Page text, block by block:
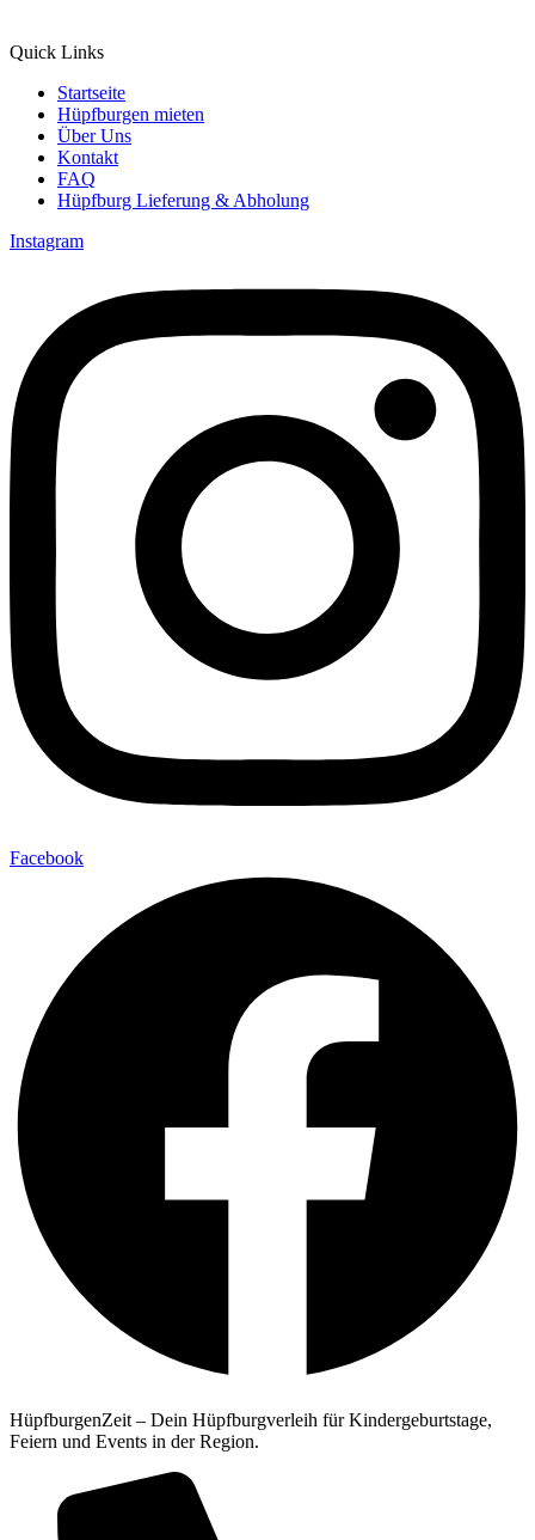
Quick Links
Startseite
Hüpfburgen mieten
Über Uns
Kontakt
FAQ
Hüpfburg Lieferung & Abholung
Instagram
Facebook
HüpfburgenZeit – Dein Hüpfburgverleih für Kindergeburtstage,
Feiern und Events in der Region.